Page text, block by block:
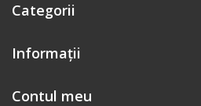
Categorii
Informaţii
Contul meu